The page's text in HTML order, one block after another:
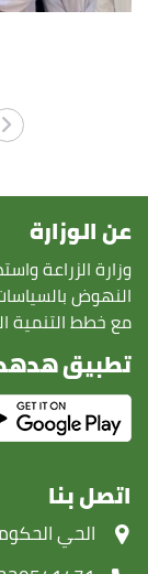
عن الوزارة
وزارة الزراعة
النهوض
مع خطط التنمية
تطبيق
اتصل بنا
‏الحي